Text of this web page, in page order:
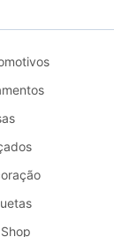
conter
do monitor.
para ser
marcas